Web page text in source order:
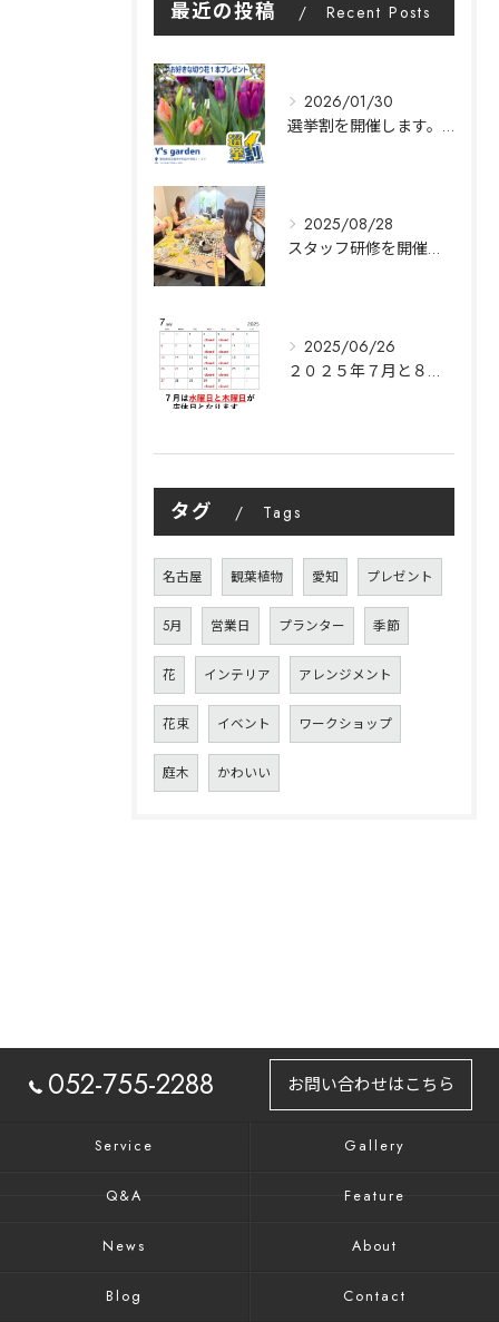
最近の投稿 Recent Posts
2026/01/30
選挙割を開催します。|Y's garden
2025/08/28
スタッフ研修を開催します。｜名古屋市中村区Y's garden
2025/06/26
２０２５年７月と８月の営業日のご案内｜Y’s garden
タグ Tags
名古屋 観葉植物 愛知 プレゼント
5月 営業日 プランター 季節
花 インテリア アレンジメント
花束 イベント ワークショップ
庭木 かわいい
052-755-2288 お問い合わせはこちら
Service Gallery
Q&A Feature
News About
Blog Contact